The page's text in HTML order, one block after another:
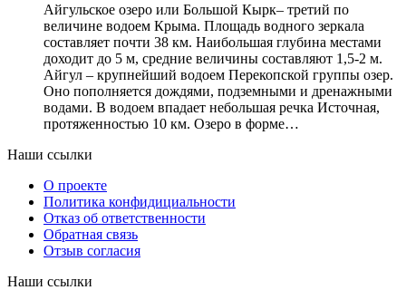
Айгульское озеро или Большой Кырк– третий по
величине водоем Крыма. Площадь водного зеркала
составляет почти 38 км. Наибольшая глубина местами
доходит до 5 м, средние величины составляют 1,5-2 м.
Айгул – крупнейший водоем Перекопской группы озер.
Оно пополняется дождями, подземными и дренажными
водами. В водоем впадает небольшая речка Источная,
протяженностью 10 км. Озеро в форме…
Наши ссылки
О проекте
Политика конфидициальности
Отказ об ответственности
Обратная связь
Отзыв согласия
Наши ссылки